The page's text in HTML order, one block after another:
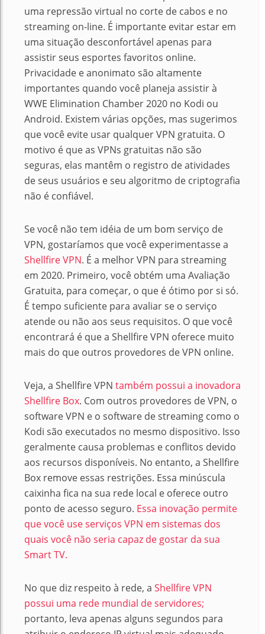
uma repressão virtual no corte de cabos e no
streaming on-line. É importante evitar estar em
uma situação desconfortável apenas para
assistir seus esportes favoritos online.
Privacidade e anonimato são altamente
importantes quando você planeja assistir à
WWE Elimination Chamber 2020 no Kodi ou
Android. Existem várias opções, mas sugerimos
que você evite usar qualquer VPN gratuita. O
motivo é que as VPNs gratuitas não são
seguras, elas mantêm o registro de atividades
de seus usuários e seu algoritmo de criptografia
não é confiável.
Se você não tem idéia de um bom serviço de
VPN, gostaríamos que você experimentasse a
Shellfire VPN. É a melhor VPN para streaming
em 2020. Primeiro, você obtém uma Avaliação
Gratuita, para começar, o que é ótimo por si só.
É tempo suficiente para avaliar se o serviço
atende ou não aos seus requisitos. O que você
encontrará é que a Shellfire VPN oferece muito
mais do que outros provedores de VPN online.
Veja, a Shellfire VPN também possui a inovadora
Shellfire Box. Com outros provedores de VPN, o
software VPN e o software de streaming como o
Kodi são executados no mesmo dispositivo. Isso
geralmente causa problemas e conflitos devido
aos recursos disponíveis. No entanto, a Shellfire
Box remove essas restrições. Essa minúscula
caixinha fica na sua rede local e oferece outro
ponto de acesso seguro. Essa inovação permite
que você use serviços VPN em sistemas dos
quais você não seria capaz de gostar da sua
Smart TV.
No que diz respeito à rede, a Shellfire VPN
possui uma rede mundial de servidores;
portanto, leva apenas alguns segundos para